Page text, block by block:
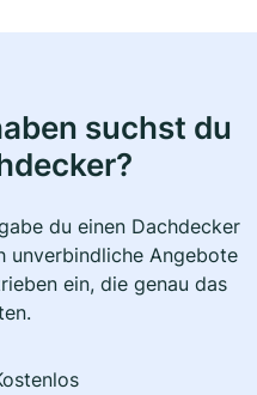
suchst du
du einen Dachdecker
unverbindliche Angebote
ein, die genau das